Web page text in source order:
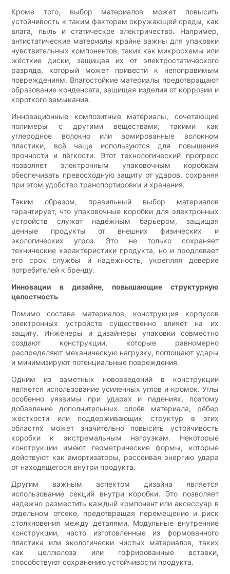
Кроме того, выбор материалов может повысить
устойчивость к таким факторам окружающей среды, как
влага, пыль и статическое электричество. Например,
антистатические материалы крайне важны для упаковки
чувствительных компонентов, таких как микросхемы или
жёсткие диски, защищая их от электростатического
разряда, который может привести к непоправимым
повреждениям. Влагостойкие материалы предотвращают
образование конденсата, защищая изделия от коррозии и
короткого замыкания.
Инновационные композитные материалы, сочетающие
полимеры с другими веществами, такими как
углеродное волокно или армированные волокном
пластики, всё чаще используются для повышения
прочности и лёгкости. Этот технологический прогресс
позволяет электронным упаковочным коробкам
обеспечивать превосходную защиту от ударов, сохраняя
при этом удобство транспортировки и хранения.
Таким образом, правильный выбор материалов
гарантирует, что упаковочные коробки для электронных
устройств служат надёжным барьером, защищая
ценные продукты от внешних физических и
экологических угроз. Это не только сохраняет
технические характеристики продукта, но и продлевает
его срок службы и надёжность, укрепляя доверие
потребителей к бренду.
Инновации в дизайне, повышающие структурную
целостность
Помимо состава материалов, конструкция корпусов
электронных устройств существенно влияет на их
защиту. Инженеры и дизайнеры упаковки совместно
создают конструкции, которые равномерно
распределяют механическую нагрузку, поглощают удары
и минимизируют потенциальные повреждения.
Одним из заметных нововведений в конструкции
является использование усиленных углов и кромок. Углы
особенно уязвимы при ударах и падениях, поэтому
добавление дополнительных слоёв материала, рёбер
жёсткости или поддерживающих структур в этих
областях может значительно повысить устойчивость
коробки к экстремальным нагрузкам. Некоторые
конструкции имеют геометрические формы, которые
действуют как амортизаторы, рассеивая энергию удара
от находящегося внутри продукта.
Другим важным аспектом дизайна является
использование секций внутри коробки. Это позволяет
надежно разместить каждый компонент или аксессуар в
отдельном отсеке, предотвращая перемещение и риск
столкновения между деталями. Модульные внутренние
конструкции, часто изготовленные из формованного
пластика или экологически чистых материалов, таких
как целлюлоза или гофрированные вставки,
способствуют сохранению устойчивости продукта.